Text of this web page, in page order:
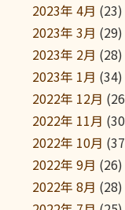
2023年 4月 (23)
2023年 3月 (29)
2023年 2月 (28)
2023年 1月 (34)
2022年 12月
2022年 11月
2022年 10月
2022年 9月 (26)
2022年 8月 (28)